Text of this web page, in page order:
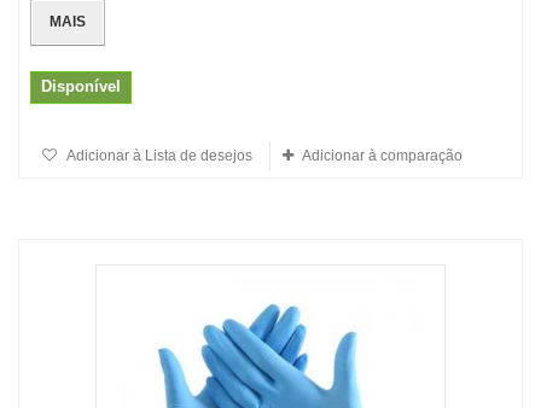
MAIS
Disponível
Adicionar à Lista de desejos Adicionar à comparação